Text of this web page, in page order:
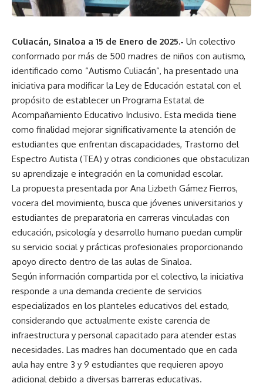
Culiacán, Sinaloa a 15 de Enero de 2025.- Un colectivo
conformado por más de 500 madres de niños con autismo,
identificado como “Autismo Culiacán”, ha presentado una
iniciativa para modificar la Ley de Educación estatal con el
propósito de establecer un Programa Estatal de
Acompañamiento Educativo Inclusivo. Esta medida tiene
como finalidad mejorar significativamente la atención de
estudiantes que enfrentan discapacidades, Trastorno del
Espectro Autista (TEA) y otras condiciones que obstaculizan
su aprendizaje e integración en la comunidad escolar.
La propuesta presentada por Ana Lizbeth Gámez Fierros,
vocera del movimiento, busca que jóvenes universitarios y
estudiantes de preparatoria en carreras vinculadas con
educación, psicología y desarrollo humano puedan cumplir
su servicio social y prácticas profesionales proporcionando
apoyo directo dentro de las aulas de Sinaloa.
Según información compartida por el colectivo, la iniciativa
responde a una demanda creciente de servicios
especializados en los planteles educativos del estado,
considerando que actualmente existe carencia de
infraestructura y personal capacitado para atender estas
necesidades. Las madres han documentado que en cada
aula hay entre 3 y 9 estudiantes que requieren apoyo
adicional debido a diversas barreras educativas.